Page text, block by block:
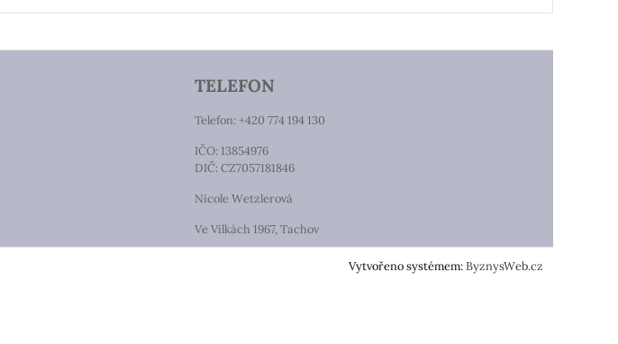
TELEFON
Telefon: +420 774 194 130
IČO: 13854976
DIČ: CZ7057181846
Nicole Wetzlerová
Ve Vilkách 1967, Tachov
Vytvořeno systémem:ByznysWeb.cz